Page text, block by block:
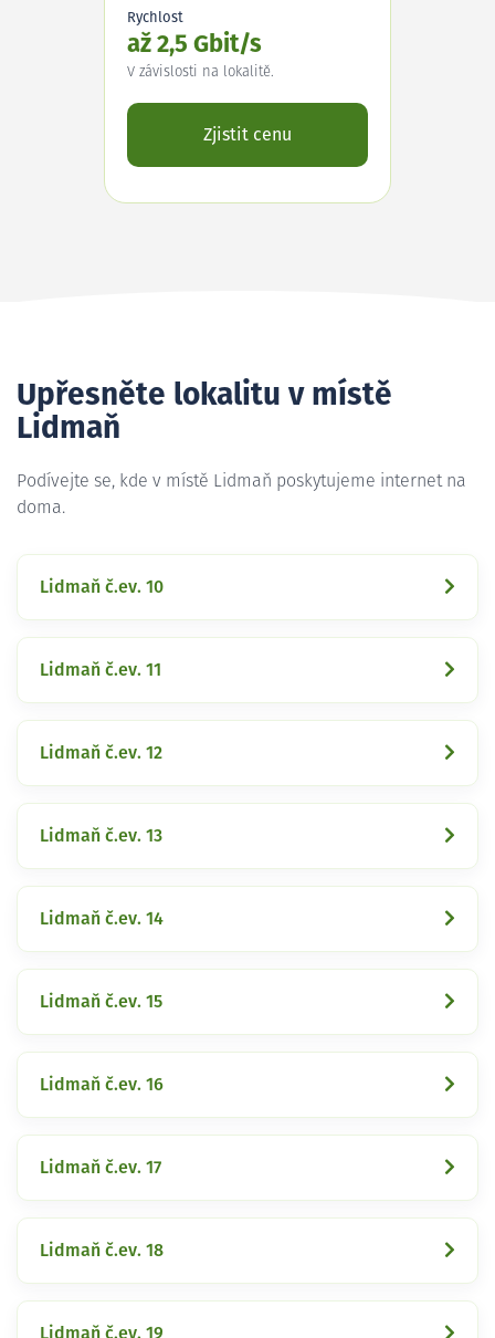
Rychlost
až 2,5 Gbit/s
V závislosti na lokalitě.
Zjistit cenu
Upřesněte lokalitu v místě
Lidmaň
Podívejte se, kde v místě Lidmaň poskytujeme internet na
doma.
Lidmaň č.ev. 10
Lidmaň č.ev. 11
Lidmaň č.ev. 12
Lidmaň č.ev. 13
Lidmaň č.ev. 14
Lidmaň č.ev. 15
Lidmaň č.ev. 16
Lidmaň č.ev. 17
Lidmaň č.ev. 18
Lidmaň č.ev. 19